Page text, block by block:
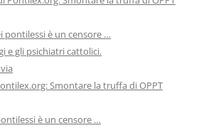
pontilessi è un censore …
e gli psichiatri cattolici.
Smontare la truffa di OPPT
è un censore …